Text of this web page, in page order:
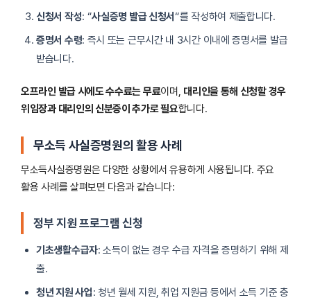
신청서 작성: “사실증명 발급 신청서“를 작성하여 제출합니다.
증명서 수령: 즉시 또는 근무시간 내 3시간 이내에 증명서를 발급
받습니다.
오프라인 발급 시에도 수수료는 무료이며, 대리인을 통해 신청할 경우
위임장과 대리인의 신분증이 추가로 필요합니다.
무소득 사실증명원의 활용 사례
무소득사실증명원은 다양한 상황에서 유용하게 사용됩니다. 주요
활용 사례를 살펴보면 다음과 같습니다:
정부 지원 프로그램 신청
기초생활수급자: 소득이 없는 경우 수급 자격을 증명하기 위해 제
출.
청년 지원 사업: 청년 월세 지원, 취업 지원금 등에서 소득 기준 충